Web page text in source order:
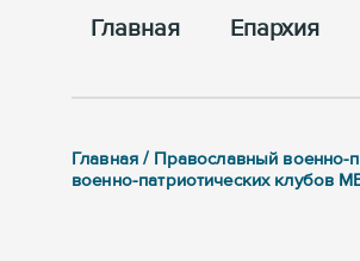
Главная Епархия
Главная / Православный военно-
военно-патриотических клубов